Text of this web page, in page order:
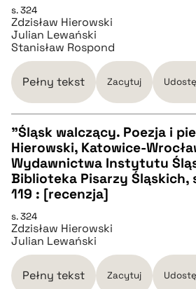
BIBTEX
pobierz cytat
s. 324
Zdzisław Hierowski
Julian Lewański
Stanisław Rospond
Pełny tekst Zacytuj
CZYSTY TEKST
pobierz cytat
BIBTEX
pobierz cytat
"Śląsk walczący. Poezja i
Hierowski, Katowice-
Wydawnictwa Instytutu
Biblioteka Pisarzy Śląskich,
119 : [recenzja]
s. 324
Zdzisław Hierowski
Julian Lewański
Pełny tekst Zacytuj